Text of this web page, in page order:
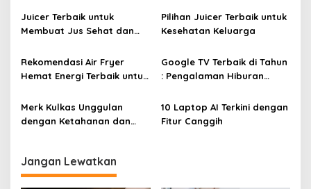
o
Juicer Terbaik untuk
Membuat Jus Sehat dan
Pilihan Juicer Terbaik untuk
Kesehatan Keluarga
Rekomendasi Air Fryer
Hemat Energi Terbaik untuk
Google TV Terbaik di Tahun
: Pengalaman Hiburan
Luas!
Merk Kulkas Unggulan
dengan Ketahanan dan
10 Laptop AI Terkini dengan
Fitur Canggih
Jangan Lewatkan